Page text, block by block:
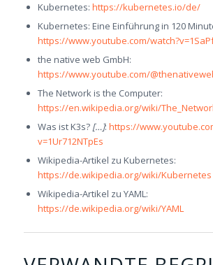
Kubernetes: https://kubernetes.io/de/
Kubernetes: Eine Einführung in 120
https://www.youtube.com/
the native web GmbH:
https://www.youtube.com/
The Network is the Computer:
https://en.wikipedia.org/wiki/
Was ist K3s? […]: https://
v=1Ur712NTpEs
Wikipedia-Artikel zu Kubernetes:
https://de.wikipedia.org/wiki/Kubernetes
Wikipedia-Artikel zu YAML:
https://de.wikipedia.org/wiki/YAML